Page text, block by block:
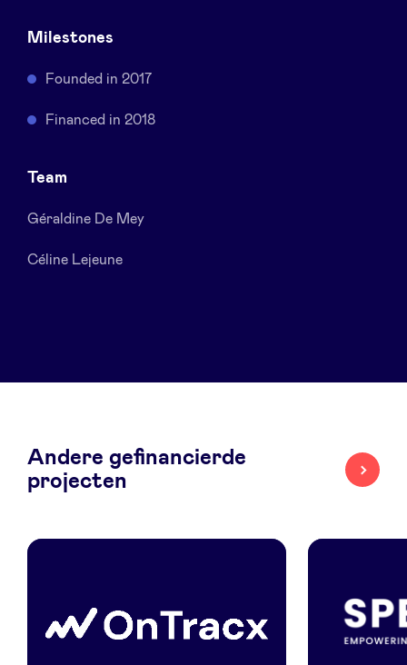
Privacy Policy
BeAngels x PMV
My Portofolio
en
LinkedIn
Milestones
Founded in 2017
Financed in 2018
Team
Géraldine De Mey
Céline Lejeune
Andere gefinancierde
projecten